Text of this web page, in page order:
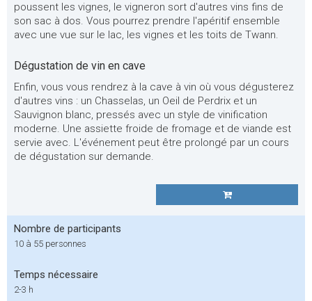
poussent les vignes, le vigneron sort d'autres vins fins de
son sac à dos. Vous pourrez prendre l'apéritif ensemble
avec une vue sur le lac, les vignes et les toits de Twann.
Dégustation de vin en cave
Enfin, vous vous rendrez à la cave à vin où vous dégusterez
d'autres vins : un Chasselas, un Oeil de Perdrix et un
Sauvignon blanc, pressés avec un style de vinification
moderne. Une assiette froide de fromage et de viande est
servie avec. L'événement peut être prolongé par un cours
de dégustation sur demande.
Nombre de participants
10 à 55 personnes
Temps nécessaire
2-3 h